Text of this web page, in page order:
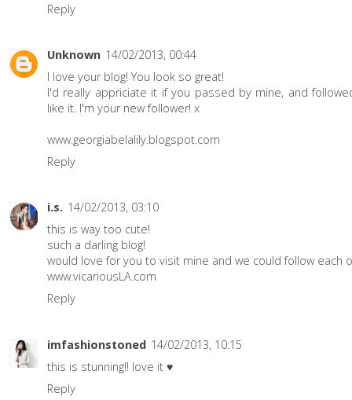
Reply
Unknown 14/02/2013, 00:44
I love your blog! You look so great!
I'd really appriciate it if you passed by mine, and
like it. I'm your new follower! x
www.georgiabelalily.blogspot.com
Reply
i.s. 14/02/2013, 03:10
this is way too cute!
such a darling blog!
would love for you to visit mine and we could follow each
www.vicariousLA.com
Reply
imfashionstoned 14/02/2013, 10:15
this is stunning!! love it ♥
Reply